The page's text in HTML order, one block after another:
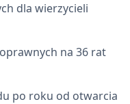
dla wierzycieli
na 36 rat
po roku od otwarcia